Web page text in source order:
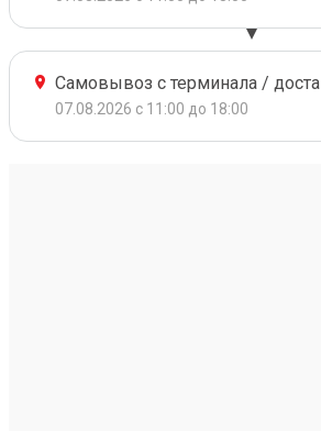
Самовывоз с терминала /
07.08.2026 с 11:00 до 18:00